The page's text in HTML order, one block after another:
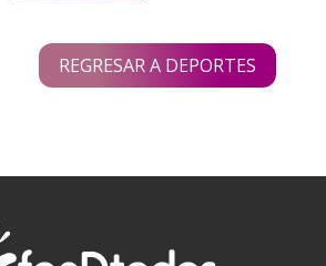
REGRESAR A DEPORTES